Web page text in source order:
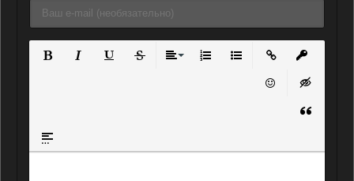
Нумерованный список
Маркированный
Вставить ссылку
Вставить